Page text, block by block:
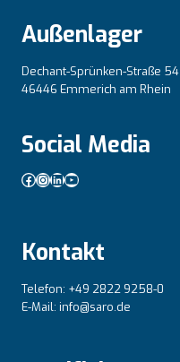
Außenlager
Dechant-Sprünken-Straße 54
46446 Emmerich am Rhein
Social Media
Facebook
Instagram
LinkedIn
YouTube
Kontakt
Telefon: +49 2822 9258-0
E-Mail: info@saro.de